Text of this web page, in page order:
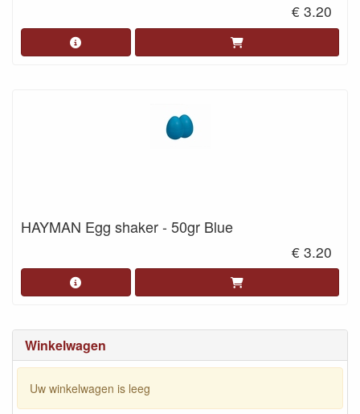
Winkelwagen
Uw winkelwagen is leeg
€ 3.20
HAYMAN Egg shaker - 50gr Blue
€ 3.20